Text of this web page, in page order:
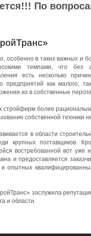
По
особенно в таких важных и
темпами, что без
есть несколько
предприятий как малого,
их в собственные
более
собственной техники
в области
крупных поставщиков.
востребованной вот уже
и предоставляется
и опытных
заслужила
и области.